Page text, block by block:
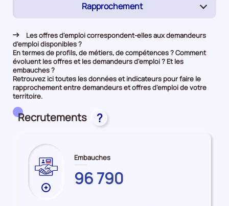
Rapprochement
(page
Demandeurs d'emploi
Offres d’emploi
Les offres d'emploi correspondent-elles aux demandeurs
d'emploi disponibles ?
En termes de profils, de métiers, de compétences ? Comment
évoluent les offres et les demandeurs d'emploi ? Et les
embauches ?
Retrouvez ici toutes les données et indicateurs pour faire le
rapprochement entre demandeurs et offres d'emploi de votre
territoire.
Recrutements ?
Plus
Embauches
PYRENEES-
ATLANTIQUES
96 790